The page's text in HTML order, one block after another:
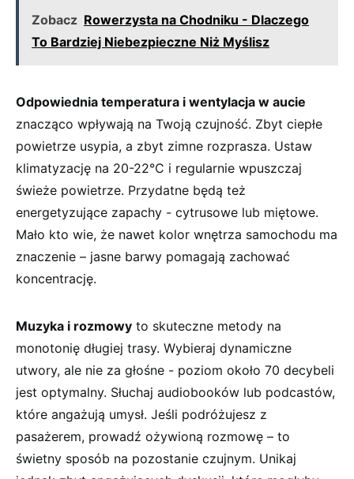
Zobacz Rowerzysta na Chodniku - Dlaczego
To Bardziej Niebezpieczne Niż Myślisz
Odpowiednia temperatura i ‌wentylacja w aucie
‌znacząco wpływają na Twoją czujność. ⁤Zbyt ciepłe
powietrze usypia, a zbyt zimne rozprasza. Ustaw‌
klimatyzację na 20-22°C i regularnie wpuszczaj⁤
świeże powietrze. ‌Przydatne będą też
energetyzujące zapachy -⁤ cytrusowe lub miętowe. ​
Mało kto wie, że nawet kolor wnętrza samochodu ma⁤
znaczenie – ‌jasne barwy⁢ pomagają zachować
koncentrację.
Muzyka i rozmowy to ​skuteczne metody na
monotonię długiej trasy. Wybieraj dynamiczne
utwory,⁢ ale nie za głośne -​ poziom ⁢około 70 decybeli
jest optymalny. Słuchaj audiobooków lub podcastów,
które angażują umysł. Jeśli‌ podróżujesz z
pasażerem, prowadź ożywioną rozmowę – to
świetny ⁣sposób⁣ na pozostanie czujnym. Unikaj